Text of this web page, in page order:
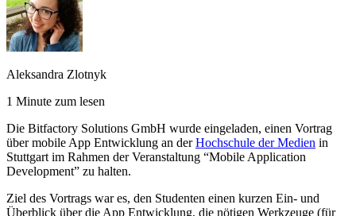
Aleksandra Zlotnyk
1 Minute zum lesen
Die Bitfactory Solutions GmbH wurde eingeladen, einen Vortrag
über mobile App Entwicklung an derHochschule der Medien in
Stuttgart im Rahmen der Veranstaltung “Mobile Application
Development” zu halten.
Ziel des Vortrags war es, den Studenten einen kurzen Ein- und
Überblick über die App Entwicklung, die nötigen Werkzeuge (für